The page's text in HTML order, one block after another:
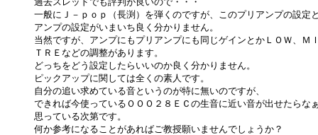
一般にＪ－ｐｏｐ（長渕）を弾くのですが、このプリアンプの設定と
アンプの設定がいまいち良く分かりません。
当然ですが、アンプにもプリアンプにも同じゲインとかＬＯＷ、ＭＩ
ＴＲＥなどの調整があります。
どっちをどう設定したらいいのか良く分かりません。
ピックアップに関しては全くの素人です。
自分の追い求めている音というのが特に無いのですが、
できれば今使っているＯＯＯ２８ＥＣの生音に近い音が出せたらな
思っている次第です。
何か参考になることがあればご教授願いませんでしょうか？